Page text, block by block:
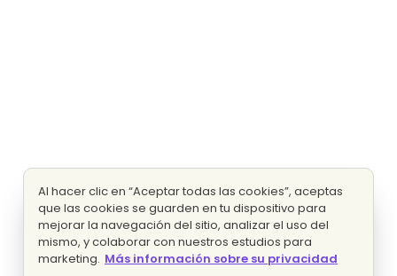
Al hacer clic en “Aceptar todas las cookies”, aceptas
que las cookies se guarden en tu dispositivo para
mejorar la navegación del sitio, analizar el uso del
mismo, y colaborar con nuestros estudios para
marketing. Más información sobre su privacidad